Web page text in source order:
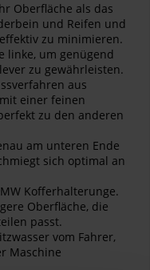
Oberfläche als das
und Reifen und
zu minimieren.
linke, um genügend
zu gewährleisten.
aus
einer feinen
zu den anderen
am unteren Ende
sich optimal an
Kofferhalterunge.
Oberfläche, die
passt.
vom Fahrer,
Maschine